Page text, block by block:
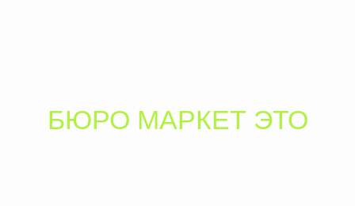
TimeOut